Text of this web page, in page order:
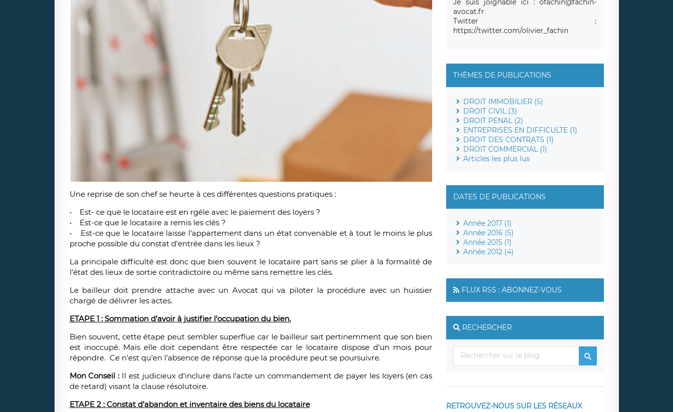
Une reprise de son chef se heurte à ces différentes questions pratiques :
• Est- ce que le locataire est en rgéle avec le paiement des loyers ?
• Est-ce que le locataire a remis les clés ?
• Est-ce que le locataire laisse l’appartement dans un état convenable et à tout le moins le plus
proche possible du constat d’entrée dans les lieux ?
La principale difficulté est donc que bien souvent le locataire part sans se plier à la formalité de
l’état des lieux de sortie contradictoire ou même sans remettre les clés.
Le bailleur doit prendre attache avec un Avocat qui va piloter la procédure avec un huissier
chargé de délivrer les actes.
ETAPE 1 : Sommation d’avoir à justifier l’occupation du bien.
Bien souvent, cette étape peut sembler superflue car le bailleur sait pertinemment que son bien
est inoccupé. Mais elle doit cependant être respectée car le locataire dispose d’un mois pour
répondre. Ce n’est qu’en l’absence de réponse que la procédure peut se poursuivre.
Mon Conseil : Il est judicieux d’inclure dans l’acte un commandement de payer les loyers (en cas
de retard) visant la clause résolutoire.
ETAPE 2 : Constat d’abandon et inventaire des biens du locataire
Je suis joignable ici : ofachin@fachin-
avocat.fr
Twitter :
https://twitter.com/olivier_fachin
THÈMES DE PUBLICATIONS
DROIT IMMOBILIER (5)
DROIT CIVIL (3)
DROIT PENAL (2)
ENTREPRISES EN DIFFICULTE (1)
DROIT DES CONTRATS (1)
DROIT COMMERCIAL (1)
Articles les plus lus
DATES DE PUBLICATIONS
Année 2017 (1)
Année 2016 (5)
Année 2015 (1)
Année 2012 (4)
FLUX RSS : ABONNEZ-VOUS
RECHERCHER
RETROUVEZ-NOUS SUR LES RÉSEAUX